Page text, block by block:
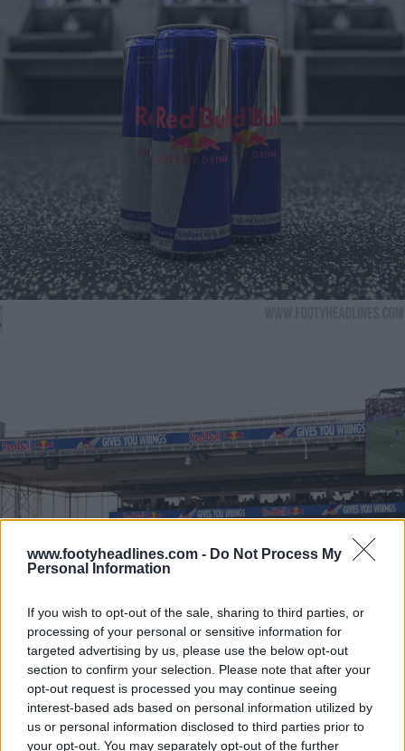
www.footyheadlines.com - Do Not Process My
Personal Information
If you wish to opt-out of the sale, sharing to third parties, or
processing of your personal or sensitive information for
targeted advertising by us, please use the below opt-out
section to confirm your selection. Please note that after your
opt-out request is processed you may continue seeing
interest-based ads based on personal information utilized by
us or personal information disclosed to third parties prior to
your opt-out. You may separately opt-out of the further